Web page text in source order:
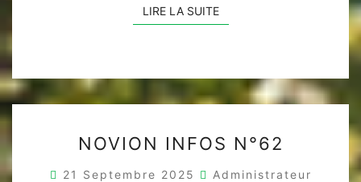
LIRE LA SUITELIRE LA SUITE
INFOS
N°62
NOVION INFOS N°62
21 Septembre 2025 Administrateur